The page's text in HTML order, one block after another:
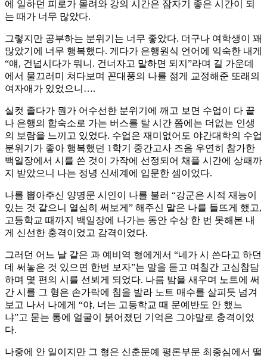
에 일하던 피로가 몰려와 강의 시간은 잠자기 좋은 시간이 되
는 때가 너무 많았다.
그렇지만 공부하는 분위기는 너무 좋았다. 더구나 여학생이 꽤
많았기에 너무 행복했다. 게다가 은행원식 언어에 익숙한 내게
“얘, 건넙시다가 뭐니. 건너자고 말하면 되지”라며 길 가운데
에서 물끄러미 쳐다보며 꼰대풍의 나를 젊게 교정해준 또래의
여자애가 있었으니….
실컷 졸다가 뭔가 어수선한 분위기에 깨고 보면 수업이 다 끝
나 은행의 합숙소로 가는 버스를 탈 시간 쯤에는 더없는 인생
의 보람을 느끼고 있었다. 수업은 재미없어도 야간대학의 수업
분위기가 좋아 행복했던 1학기 중간고사 즈음 우연히 참가한
백일장에서 시를 쓴 것이 가작에 선정되어 채플 시간에 상패까
지 받았으니 나는 정녕 신세계에 입문한 셈이었다.
나를 뽑아주신 양명문 시인이 나를 불러 “강군은 시적 재능이
있는 것 같으니 열심히 써보게” 해주신 말은 나를 들뜨게 했고,
고등학교 때까지 백일장에 나가는 동안 수상 한 번 못해본 내
게 신선한 충격이었고 감격이었다.
그러던 어느 날 같은 과 예비역 형에게서 “네가 시 쓴다고 하던
데 써놓은 것 있으면 한번 보자”는 말을 듣고 며칠간 고심참담
하며 몇 편의 시를 선뵈게 되었다. 나름 밤을 새우며 노트에 써
간 시를 그 형은 손가락에 침을 발라 노트 매수를 살피듯 넘겨
보고 나서 나에게 “야, 너는 고등학교 때 문예반도 안 했느
냐”고 묻는 통에 얼굴이 붉어졌던 기억은 그야말로 충격이었
다.
나중에 안 일이지만 그 형은 신춘문예 평론부문 최종심에서 떨